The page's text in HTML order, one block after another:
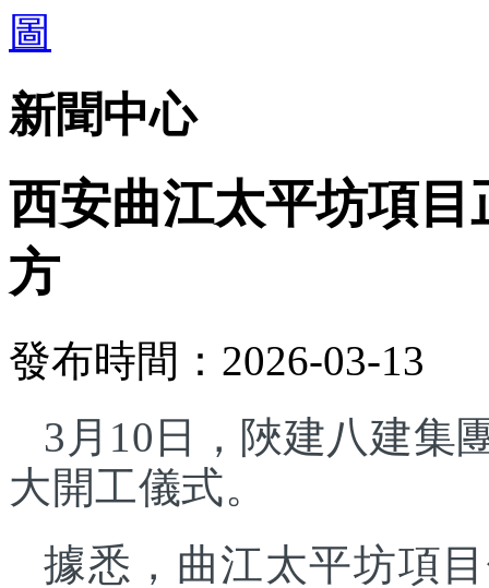
新聞中心
西安曲江太平坊項目
方
發布時間：2026-03-13
3月10日，陜建八建集
大開工儀式。
據悉，曲江太平坊項